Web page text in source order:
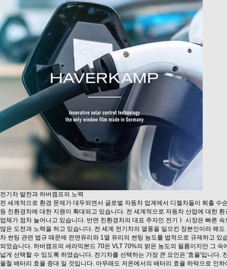
전기차 발전과 하버캠프의 노력
전 세계적으로 환경 문제가 대두되면서 글로벌 자동차 업계에서 디젤차들이 퇴출
등 친환경차에 대한 지원이 확대되고 있습니다. 전 세계적으로 자동차 산업에 대한
업체가 점차 늘어나고 있습니다. 반면 친환경차의 대표 주자인 전기ㅏ 시장은 빠른
많은 도전과 노력을 하고 있습니다. 전 세계 전기차의 열풍을 일으킨 장본인이라 해
차 썬팅 관련 법규 때문에 전면유리와 1열 유리의 썬팅 농도를 법적으로 규제하고
되었습니다. 하버캠프의 세라믹본드 70은 VLT 70%의 밝은 농도의 필름이지만 그
넓게 선택할 수 있도록 하였습니다. 전기차를 선택하는 가장 큰 요인은 '효율'입니다
울철 배터리 효율 증대 일 것입니다. 아무래도 저온에서의 배터리 효율 하락으로 인